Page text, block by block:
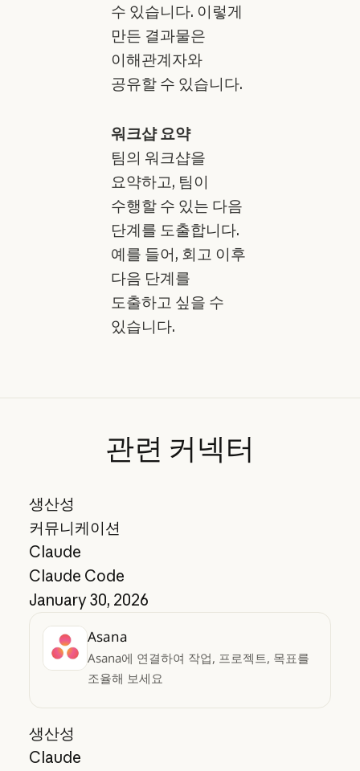
수 있습니다. 이렇게
만든 결과물은
이해관계자와
공유할 수 있습니다.
워크샵 요약
팀의 워크샵을
요약하고, 팀이
수행할 수 있는 다음
단계를 도출합니다.
예를 들어, 회고 이후
다음 단계를
도출하고 싶을 수
있습니다.
관련 커넥터
생산성
커뮤니케이션
Claude
Claude Code
January 30, 2026
Asana
Asana에 연결하여 작업, 프로젝트, 목표를
조율해 보세요
생산성
Claude